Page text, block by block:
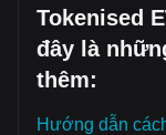
Tokenised
đây là
thêm:
Hướng dẫn